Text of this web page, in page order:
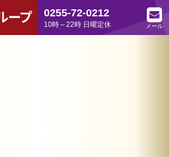
0255-72-0212
10時～22時 日曜定休 メール